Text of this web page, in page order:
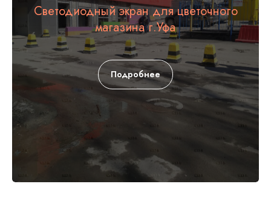
Светодиодный экран для цветочного
магазина г.Уфа
Подробнее